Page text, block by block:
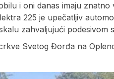
i oni danas imaju
225 je upečatljiv
zahvaljujući podesivom
Svetog Đorđa na